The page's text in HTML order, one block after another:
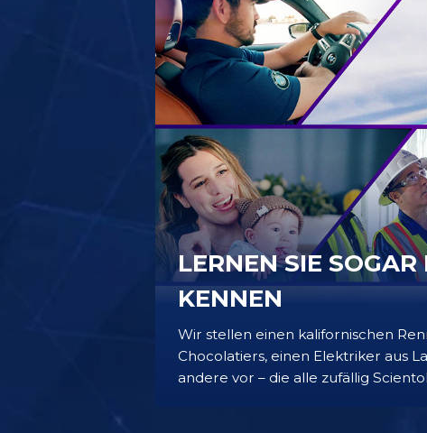
LERNEN SIE
KENNEN
Wir stellen einen kalifornischen
Chocolatiers, einen Elektriker aus
andere vor – die alle zufällig